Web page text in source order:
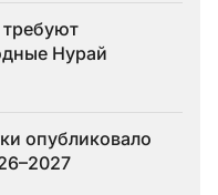
требуют
Нурай
опубликовало